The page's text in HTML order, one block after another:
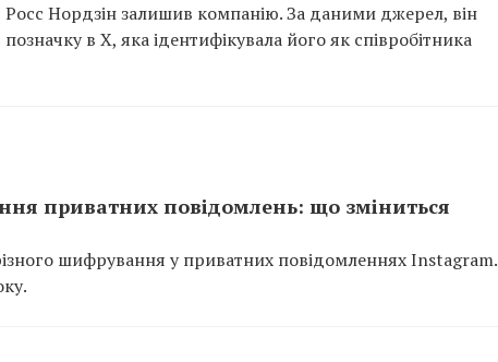
Росс Нордзін залишив компанію. За даними джерел, він
в X, яка ідентифікувала його як співробітника
приватних повідомлень: що зміниться
шифрування у приватних повідомленнях Instagram.